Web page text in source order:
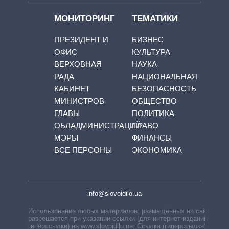
МОНИТОРИНГ
ПРЕЗИДЕНТ И
ОФИС
ВЕРХОВНАЯ
РАДА
КАБИНЕТ
МИНИСТРОВ
ГЛАВЫ
ОБЛАДМИНИСТРАЦИЙ
МЭРЫ
ВСЕ ПЕРСОНЫ
ТЕМАТИКИ
БИЗНЕС
КУЛЬТУРА
НАУКА
НАЦИОНАЛЬНАЯ
БЕЗОПАСНОСТЬ
ОБЩЕСТВО
ПОЛИТИКА
ПРАВО
ФИНАНСЫ
ЭКОНОМИКА
info@slovoidilo.ua
Использование любых материалов, размещённых на сайте,
разрешается при указании ссылки (для интернет-изданий —
гиперссылки) на www.slovoidilo.ua. Ссылка (гиперссылка)